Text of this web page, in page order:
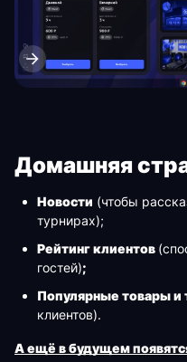
Домашняя
Новости (чтобы
турнирах);
Рейтинг клиентов
гостей);
Популярные товары
клиентов).
А ещё в будущем